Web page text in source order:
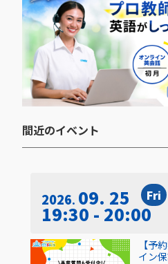
間近のイベント​
2026 09. 25 Fri
19:30 - 20:00
【予
イン